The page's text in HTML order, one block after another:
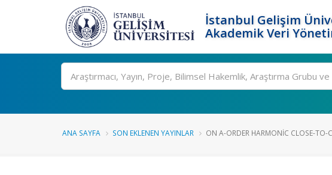
İstanbul Gelişim
Akademik Veri
Ara
ANA SAYFA SON EKLENEN YAYINLAR ON Α-ORDER HARMONİC CLOSE-TO-